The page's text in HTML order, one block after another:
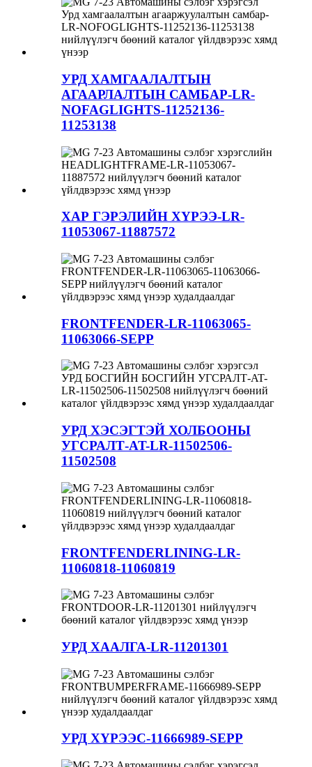
УРД ХАМГААЛАЛТЫН
АГААРЛАЛТЫН САМБАР-LR-
NOFAGLIGHTS-11252136-
11253138
ХАР ГЭРЭЛИЙН ХҮРЭЭ-LR-
11053067-11887572
FRONTFENDER-LR-11063065-
11063066-SEPP
УРД ХЭСЭГТЭЙ ХОЛБООНЫ
УГСРАЛТ-AT-LR-11502506-
11502508
FRONTFENDERLINING-LR-
11060818-11060819
УРД ХААЛГА-LR-11201301
УРД ХҮРЭЭС-11666989-SEPP